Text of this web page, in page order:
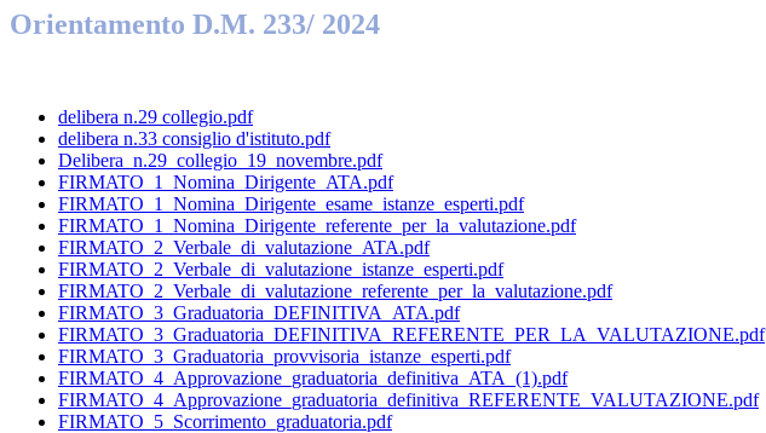
Orientamento D.M. 233/ 2024
delibera n.29 collegio.pdf
delibera n.33 consiglio d'istituto.pdf
Delibera_n.29_collegio_19_novembre.pdf
FIRMATO_1_Nomina_Dirigente_ATA.pdf
FIRMATO_1_Nomina_Dirigente_esame_istanze_esperti.pdf
FIRMATO_1_Nomina_Dirigente_referente_per_la_valutazione.pdf
FIRMATO_2_Verbale_di_valutazione_ATA.pdf
FIRMATO_2_Verbale_di_valutazione_istanze_esperti.pdf
FIRMATO_2_Verbale_di_valutazione_referente_per_la_valutazione.pdf
FIRMATO_3_Graduatoria_DEFINITIVA_ATA.pdf
FIRMATO_3_Graduatoria_DEFINITIVA_REFERENTE_PER_LA_VALUTAZIONE.pdf
FIRMATO_3_Graduatoria_provvisoria_istanze_esperti.pdf
FIRMATO_4_Approvazione_graduatoria_definitiva_ATA_(1).pdf
FIRMATO_4_Approvazione_graduatoria_definitiva_REFERENTE_VALUTAZIONE.pdf
FIRMATO_5_Scorrimento_graduatoria.pdf